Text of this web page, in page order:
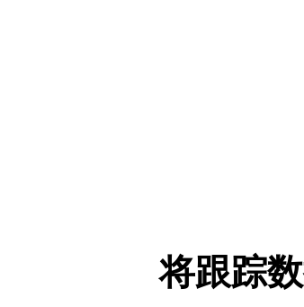
将跟踪